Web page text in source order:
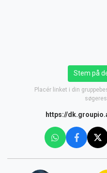
Stem på
Placér linket i din
https://